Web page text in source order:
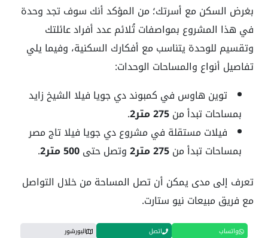
بغرض السكن مع أسرتك؛ من المؤكد أنك سوف تجد وحدة
في هذا المشروع بمواصفات تُلائم عدد أفراد عائلتك
وتقسيم للوحدة يتناسب مع أفكارك السكنية، وفيما يلي
تفاصيل أنواع والمساحات الوحدات:
توين هاوس في كمبوند دي جويا فيلا الشيخ زايد
بمساحات تبدأ من275 متر2
.
فيلات مستقلة في مشروع دي جويا فيلا تاج مصر
بمساحات تبدأ من275 متر2 وتصل حتى500 متر2
.
تعرف إلى مدى يمكن أن تصل المساحة من خلال التواصل
مع فريق مبيعات نيو ستارت.
واتساب اتصل البورشور